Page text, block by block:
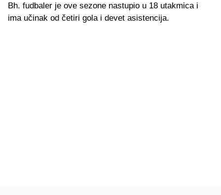
Bh. fudbaler je ove sezone nastupio u 18 utakmica i
ima učinak od četiri gola i devet asistencija.